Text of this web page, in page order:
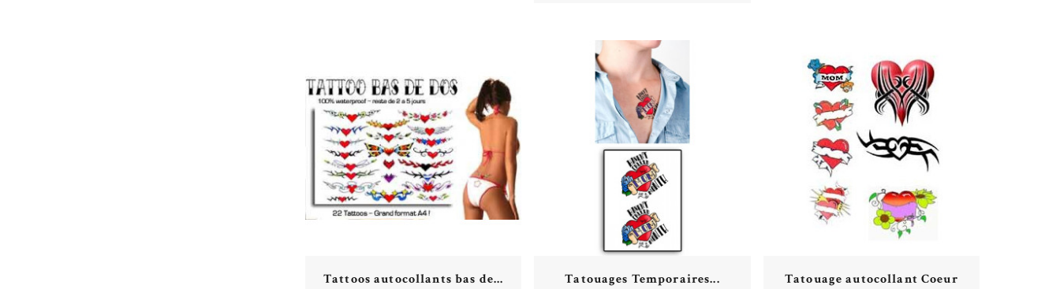
Tattoos autocollants bas de... Tatouages Temporaires... Tatouage autocollant Coeur